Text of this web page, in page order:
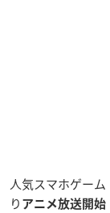
人気スマホゲーム
り アニメ放送開始